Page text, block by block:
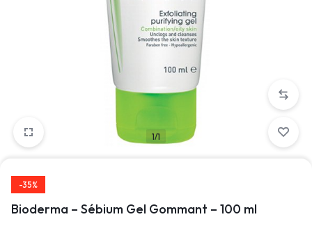
1/1
-35%
Bioderma – Sébium Gel Gommant – 100 ml